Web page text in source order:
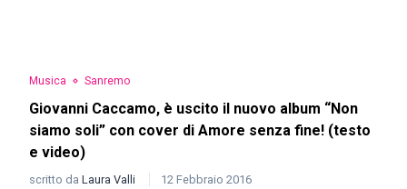
Musica Sanremo
Giovanni Caccamo, è uscito il nuovo album “Non
siamo soli” con cover di Amore senza fine! (testo
e video)
scritto da Laura Valli 12 Febbraio 2016